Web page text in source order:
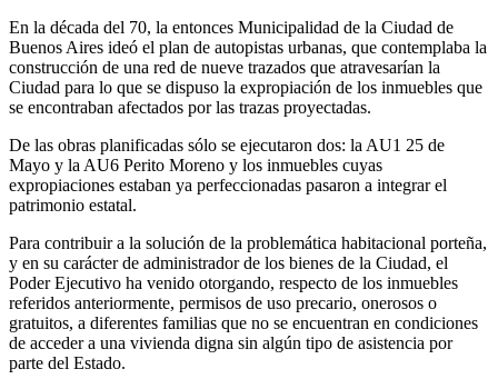
En la década del 70, la entonces Municipalidad de la Ciudad de
Buenos Aires ideó el plan de autopistas urbanas, que contemplaba la
construcción de una red de nueve trazados que atravesarían la
Ciudad para lo que se dispuso la expropiación de los inmuebles que
se encontraban afectados por las trazas proyectadas.
De las obras planificadas sólo se ejecutaron dos: la AU1 25 de
Mayo y la AU6 Perito Moreno y los inmuebles cuyas
expropiaciones estaban ya perfeccionadas pasaron a integrar el
patrimonio estatal.
Para contribuir a la solución de la problemática habitacional porteña,
y en su carácter de administrador de los bienes de la Ciudad, el
Poder Ejecutivo ha venido otorgando, respecto de los inmuebles
referidos anteriormente, permisos de uso precario, onerosos o
gratuitos, a diferentes familias que no se encuentran en condiciones
de acceder a una vivienda digna sin algún tipo de asistencia por
parte del Estado.